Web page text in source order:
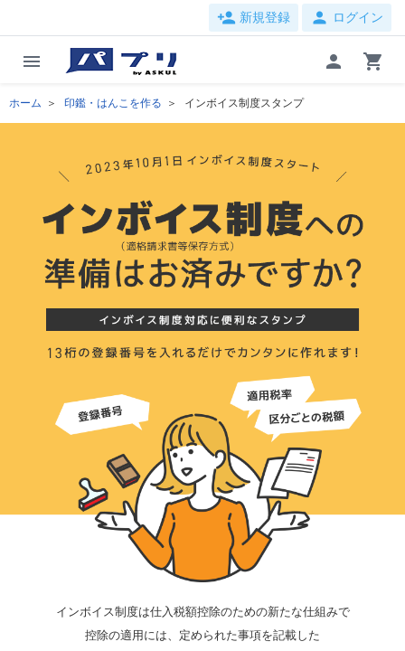
person_add 新規登録 person ログイン
menu person shopping_cart
ホーム 印鑑・はんこを作る インボイス制度スタンプ
インボイス制度は仕入税額控除のための新たな仕組みで
控除の適用には、定められた事項を記載した